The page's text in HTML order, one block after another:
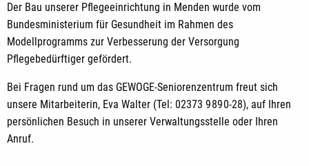
Der Bau unserer Pflegeeinrichtung in Menden wurde vom
Bundesministerium für Gesundheit im Rahmen des
Modellprogramms zur Verbesserung der Versorgung
Pflegebedürftiger gefördert.
Bei Fragen rund um das GEWOGE-Seniorenzentrum freut sich
unsere Mitarbeiterin, Eva Walter (Tel: 02373 9 89 0-28), auf Ihren
persönlichen Besuch in unserer Verwaltungsstelle oder Ihren
Anruf.